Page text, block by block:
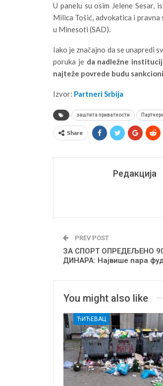
U panelu su osim Jelene
Milica Tošić, advokatica i
u Minesoti (SAD).
Iako je značajno da se unapredi
poruka je da nadležne
najteže povrede budu
Izvor: Partneri Srbija
заштита приватности
Share
Редакција
PREV POST
ЗА СПОРТ ОПРЕДЕЉЕНО
ДИНАРА: Највише пара
You might also like
ЋИЋЕВАЦ